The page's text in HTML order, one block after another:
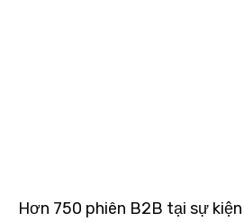
Hơn 750 phiên B2B tại sự